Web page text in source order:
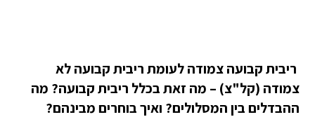
ריבית קבועה צמודה לעומת ריבית קבועה לא
צמודה (קל"צ) – מה זאת בכלל ריבית קבועה? מה
ההבדלים בין המסלולים? ואיך בוחרים מבינהם?